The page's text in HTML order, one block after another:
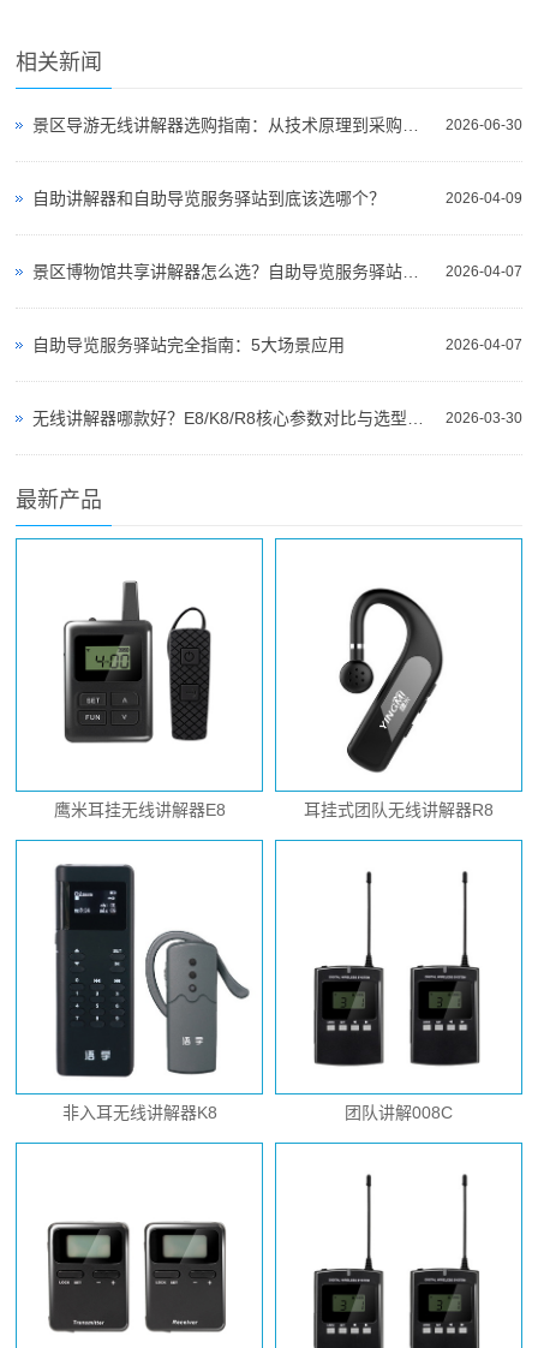
相关新闻
2026-06-30
2026-04-09
自助讲解器和自助导览服务驿站到底该选哪个？
2026-04-07
2026-04-07
自助导览服务驿站完全指南：5大场景应用
2026-03-30
最新产品
鹰米耳挂无线讲解器E8 耳挂式团队无线讲解器R8
非入耳无线讲解器K8 团队讲解008C